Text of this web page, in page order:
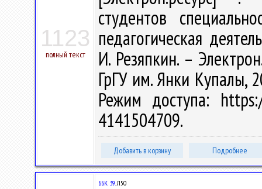
1123
полный текст
студентов
педагогическая
И. Резяпкин. –
ГрГУ им. Янки Купалы,
Режим доступа:
4141504709.
Добавить в корзину Подробнее
ББК 39.Л50